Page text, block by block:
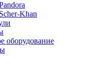
Khan
оборудование